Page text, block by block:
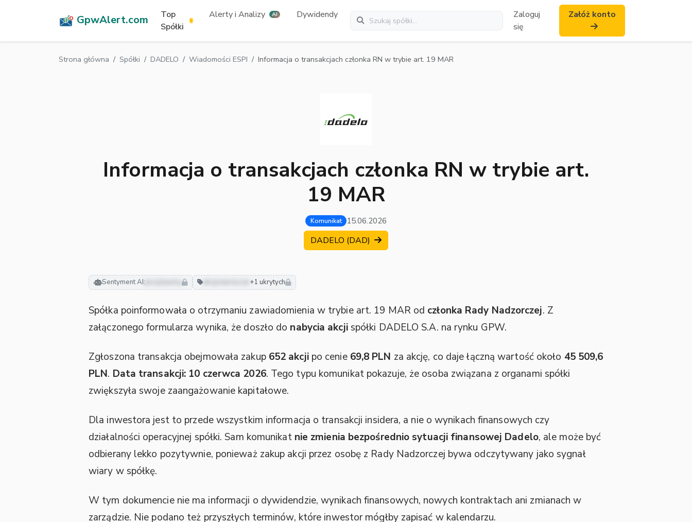
GpwAlert.com
Top
Spółki
Alerty i Analizy AI Dywidendy
Zaloguj
się
Załóż konto
Strona główna Spółki DADELO Wiadomości ESPI Informacja o transakcjach członka RN w trybie art. 19 MAR
Informacja o transakcjach członka RN w trybie art.
19 MAR
Komunikat 15.06.2026
DADELO (DAD)
Sentyment AI: pozytywny akcjonariusze +1 ukrytych
Spółka poinformowała o otrzymaniu zawiadomienia w trybie art. 19 MAR od członka Rady Nadzorczej. Z
załączonego formularza wynika, że doszło do nabycia akcjispółki DADELO S.A. na rynku GPW.
Zgłoszona transakcja obejmowała zakup 652 akcjipo cenie 69,8 PLN za akcję, co daje łączną wartość około 45 509,6
PLN. Data transakcji: 10 czerwca 2026. Tego typu komunikat pokazuje, że osoba związana z organami spółki
zwiększyła swoje zaangażowanie kapitałowe.
Dla inwestora jest to przede wszystkim informacja o transakcji insidera, a nie o wynikach finansowych czy
działalności operacyjnej spółki. Sam komunikat nie zmienia bezpośrednio sytuacji finansowej Dadelo, ale może być
odbierany lekko pozytywnie, ponieważ zakup akcji przez osobę z Rady Nadzorczej bywa odczytywany jako sygnał
wiary w spółkę.
W tym dokumencie nie ma informacji o dywidendzie, wynikach finansowych, nowych kontraktach ani zmianach w
zarządzie. Nie podano też przyszłych terminów, które inwestor mógłby zapisać w kalendarzu.